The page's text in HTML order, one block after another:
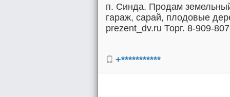
п. Синда. Продам
гараж, сарай, плодовые
prezent_dv.ru Торг. 8-909-
+***********